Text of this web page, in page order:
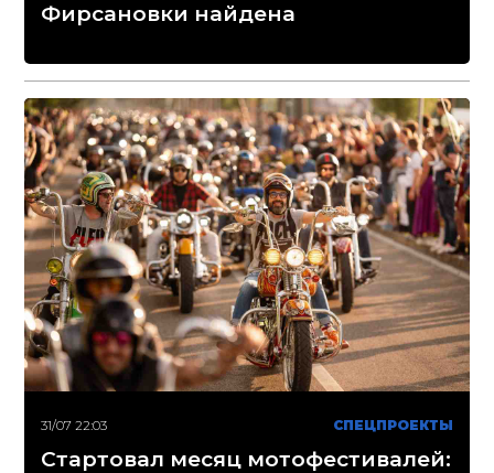
Фирсановки найдена
31/07 22:03 СПЕЦПРОЕКТЫ
Стартовал месяц мотофестивалей: